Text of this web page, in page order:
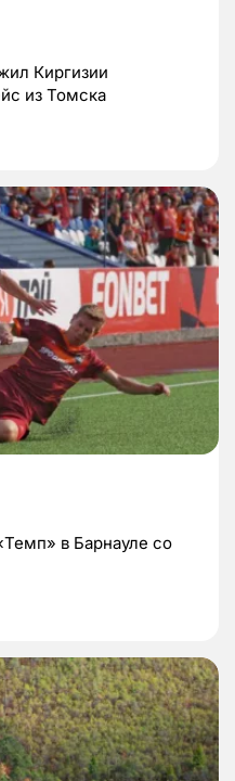
Киргизии
из Томска
в Барнауле со